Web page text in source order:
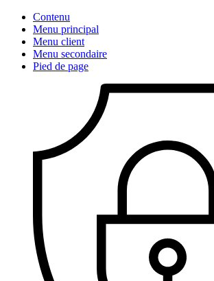
Contenu
Menu principal
Menu client
Menu secondaire
Pied de page